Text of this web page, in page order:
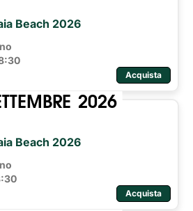
Beach 2026
Acquista
2026
Beach 2026
Acquista